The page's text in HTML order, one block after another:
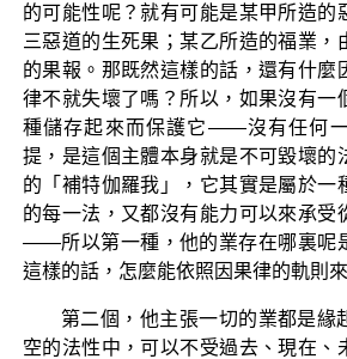
的可能性呢？就有可能是某甲所造的
三惡道的生死果；某乙所造的福業，
的果報。那既然這樣的話，還有什麼
律不就失壞了嗎？所以，如果沒有一
種儲存起來而保護它——沒有任何
提，是這個主體本身就是不可毀壞的
的「補特伽羅我」，它其實是屬於一
的每一法，又都沒有能力可以來承受
——所以第一種，他的業存在哪裏呢
這樣的話，怎麼能依照因果律的軌則
第二個，他主張一切的業都是緣
空的法性中，可以不受過去、現在、